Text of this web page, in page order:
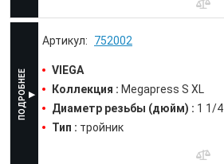
752002
VIEGA
Коллекция : Megapress S XL
Диаметр резьбы (дюйм) : 1 1/4
Тип : тройник